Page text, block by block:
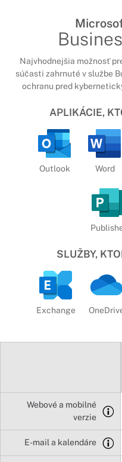
Najvhodnejšia možnosť
súčasti zahrnuté v službe
ochranu pred
APLIKÁCIE,
Outlook Word
SLUŽBY,
Exchange
Webové a mobilné
verzie
E-mail a kalendáre